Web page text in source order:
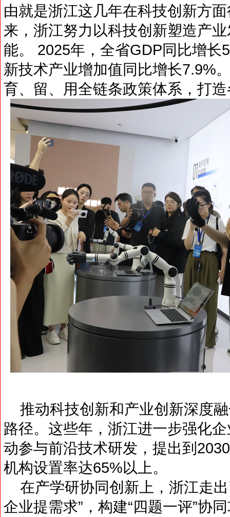
由就是浙江这几年在科技创新方
来，浙江努力以科技创新塑造产
能。 2025年，全省GDP同比增长
新技术产业增加值同比增长7.9%
育、留、用全链条政策体系，打
推动科技创新和产业创新深度
路径。这些年，浙江进一步强化
动参与前沿技术研发，提出到
机构设置率达65%以上。
在产学研协同创新上，浙江走
企业提需求”，构建“四题一评”协